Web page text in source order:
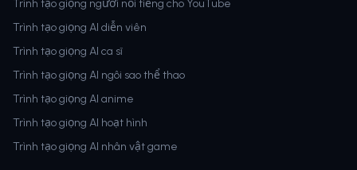
Trình tạo giọng người nổi tiếng cho YouTube
Trình tạo giọng AI diễn viên
Trình tạo giọng AI ca sĩ
Trình tạo giọng AI ngôi sao thể thao
Trình tạo giọng AI anime
Trình tạo giọng AI hoạt hình
Trình tạo giọng AI nhân vật game